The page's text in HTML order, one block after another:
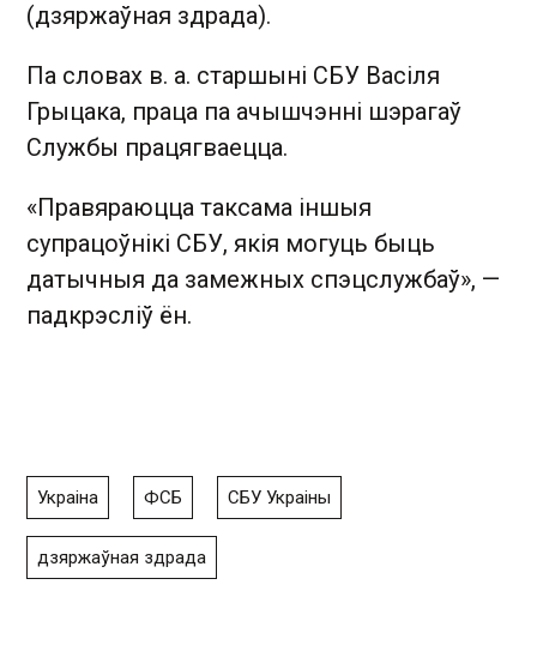
(дзяржаўная здрада).
Па словах в. а. старшыні СБУ Васіля
Грыцака, праца па ачышчэнні шэрагаў
Службы працягваецца.
«Правяраюцца таксама іншыя
супрацоўнікі СБУ, якія могуць быць
датычныя да замежных спэцслужбаў», —
падкрэсліў ён.
Украіна ФСБ СБУ Украіны
дзяржаўная здрада